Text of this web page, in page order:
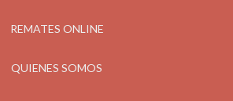
REMATES ONLINE
QUIENES SOMOS